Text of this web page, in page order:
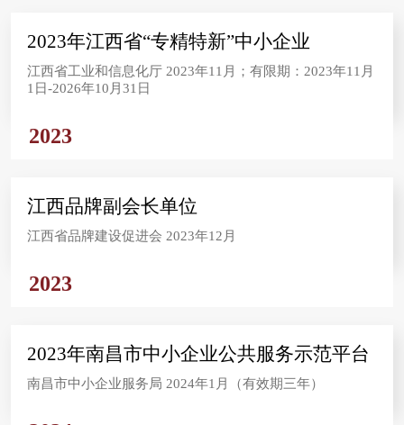
2023年江西省“专精特新”中小企业
江西省工业和信息化厅 2023年11月；有限期：2023年11月
1日-2026年10月31日
2023
江西品牌副会长单位
江西省品牌建设促进会 2023年12月
2023
2023年南昌市中小企业公共服务示范平台
南昌市中小企业服务局 2024年1月（有效期三年）